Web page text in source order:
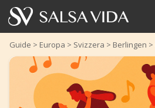
Home
Eventi
Notizie
Guide > Europa > Svizzera > Berlingen >